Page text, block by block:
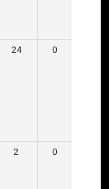
24 0
2 0